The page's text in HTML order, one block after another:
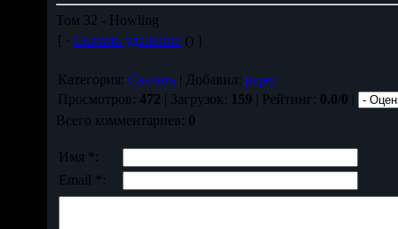
Том 32 - Howling
[ · Скачать удаленно () ]
Категория: Скачать | Добавил: pepec
Просмотров: 472 | Загрузок: 159 | Рейтинг: 0.0/0 |
Всего комментариев: 0
Имя *:
Email *: